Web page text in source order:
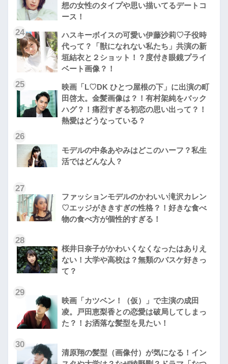
想の女性のタイプや思い描いてるデートコ
ース！
24
ハスキーボイスの可愛い伊藤沙莉♡子役時
代って？「獣になれない私たち」共演の新
垣結衣と２ショット！？度付き眼鏡プライ
ベート画像？！
25
映画「L♡DK ひとつ屋根の下」に出演の町
田啓太。金髪画像は？！有村架純をバック
ハグ？！痛烈すぎる初恋の思い出って？！
熱愛はどうなっている？
26
モデルの中条あやみはどこのハーフ？私生
活ではどんな人？
27
ファッションモデルのかわいい滝沢カレン
♡エッジがききすぎの性格？！好きな食べ
物の食べ方が個性的すぎる！
28
桜井日奈子がかわいくなくなったはありえ
ない！大学や高校は？無類のバスケ好きっ
て？
29
映画「カツベン！（仮）」で主演の成田
凌。戸田恵梨香との恋愛は破局してしまっ
た？！お洒落な髪型を見たい！
30
清原翔の髪型（画像付）が気になる！イン